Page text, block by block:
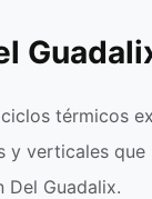
térmicos
verticales
Guadalix.